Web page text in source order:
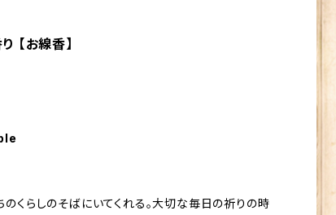
お線香】
のくらしのそばにいてくれる。大切な毎日の祈りの時